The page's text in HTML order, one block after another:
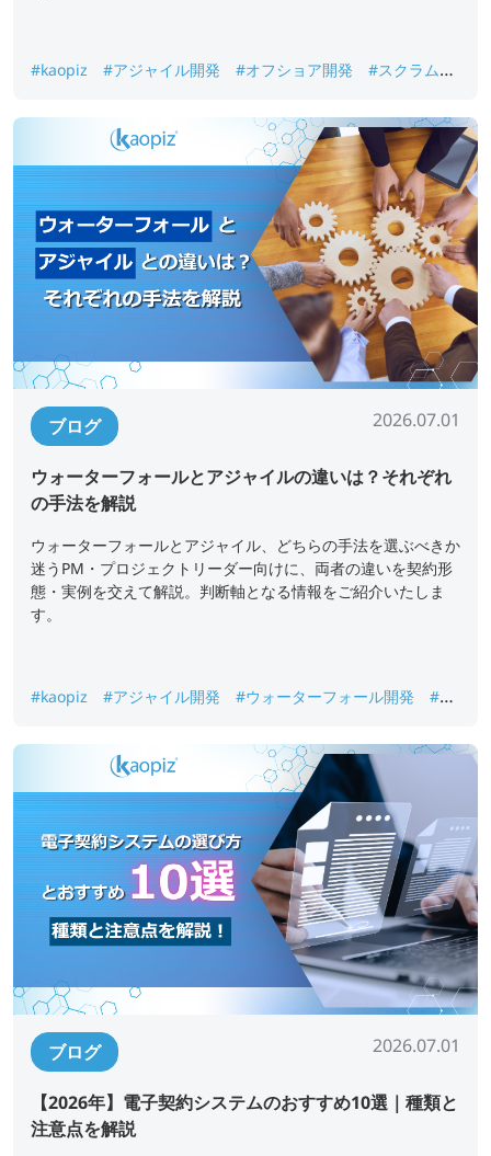
#kaopiz #アジャイル開発 #オフショア開発
#スクラム開
ブログ 2026.07.01
ウォーターフォールとアジャイルの違いは？それぞれ
の手法を解説
ウォーターフォールとアジャイル、どちらの手法を選ぶべきか
迷うPM・プロジェクトリーダー向けに、両者の違いを契約形
態・実例を交えて解説。判断軸となる情報をご紹介いたしま
す。
#kaopiz #アジャイル開発 #ウォーターフォール開発
#シ
ブログ 2026.07.01
【2026年】電子契約システムのおすすめ10選｜種類と
注意点を解説